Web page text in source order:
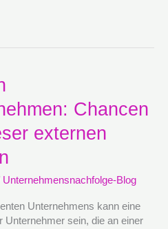
Chancen
externen
Unternehmensnachfolge-Blog
Unternehmens kann eine
Unternehmer sein, die an einer